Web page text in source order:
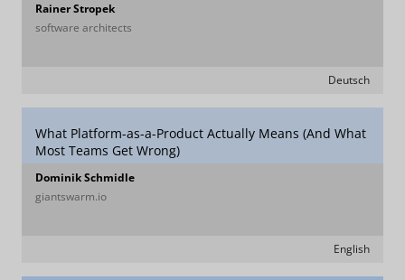
Rainer Stropek
software architects
Deutsch
What Platform-as-a-Product Actually Means (And What
Most Teams Get Wrong)
Dominik Schmidle
giantswarm.io
English